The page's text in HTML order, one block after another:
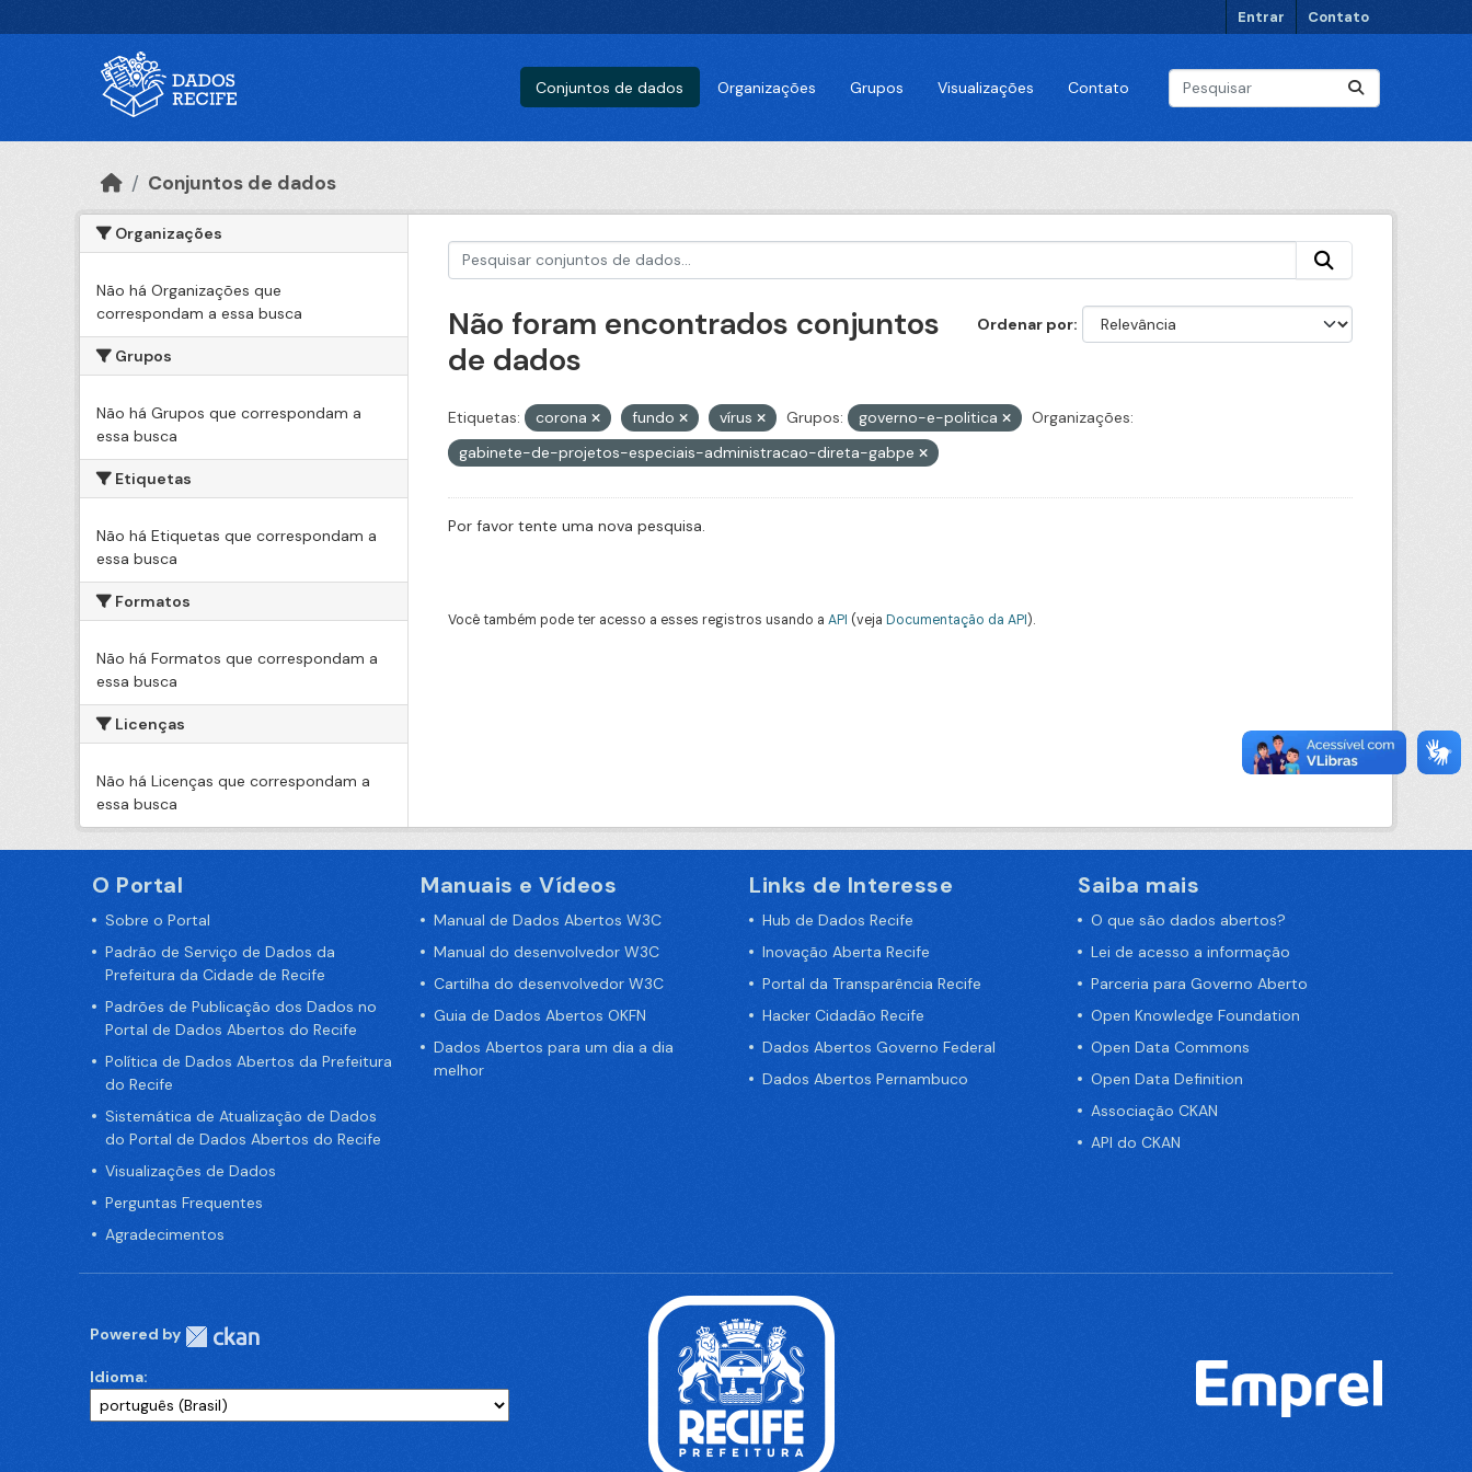
Entrar Contato
Conjuntos de dados Organizações Grupos Visualizações Contato
Conjuntos de dados
Organizações
Não há Organizações que
correspondam a essa busca
Grupos
Não há Grupos que correspondam a
essa busca
Etiquetas
Não há Etiquetas que correspondam a
essa busca
Formatos
Não há Formatos que correspondam a
essa busca
Licenças
Não há Licenças que correspondam a
essa busca
Ordenar por
Não foram encontrados conjuntos
de dados
Etiquetas: corona fundo vírus Grupos: governo-e-politica
Organizações:
gabinete-de-projetos-especiais-administracao-direta-gabpe
Por favor tente uma nova pesquisa.
Você também pode ter acesso a esses registros usando a API (veja Documentação da API).
O Portal
Sobre o Portal
Padrão de Serviço de Dados da
Prefeitura da Cidade de Recife
Padrões de Publicação dos Dados no
Portal de Dados Abertos do Recife
Política de Dados Abertos da Prefeitura
do Recife
Sistemática de Atualização de Dados
do Portal de Dados Abertos do Recife
Visualizações de Dados
Perguntas Frequentes
Agradecimentos
Manuais e Vídeos
Manual de Dados Abertos W3C
Manual do desenvolvedor W3C
Cartilha do desenvolvedor W3C
Guia de Dados Abertos OKFN
Dados Abertos para um dia a dia
melhor
Links de Interesse
Hub de Dados Recife
Inovação Aberta Recife
Portal da Transparência Recife
Hacker Cidadão Recife
Dados Abertos Governo Federal
Dados Abertos Pernambuco
Saiba mais
O que são dados abertos?
Lei de acesso a informação
Parceria para Governo Aberto
Open Knowledge Foundation
Open Data Commons
Open Data Definition
Associação CKAN
API do CKAN
Powered by
Idioma